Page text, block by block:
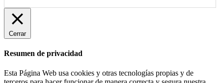
Cerrar
Resumen de privacidad
Esta Página Web usa cookies y otras tecnologías propias y de